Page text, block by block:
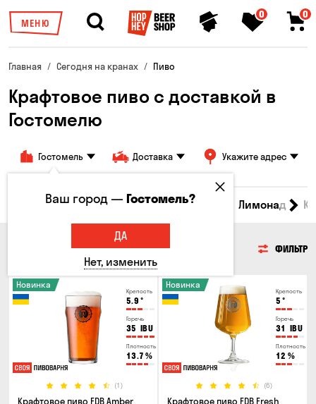
МЕНЮ
0 0
Главная Сегодня на кранах Пиво
Крафтовое пиво с доставкой в
Гостомелю
Гостомель Доставка Укажите адрес
Все товары Пиво Сидр Лимонад
ФИЛЬТР
Крепость
5.9 °
Горечь
35 IBU
Плотность
13.7 %
(1)
Новинка
Крафтовое пиво FDB Amber
Крепость
5 °
Горечь
31 IBU
Плотность
12 %
(6)
Новинка
Крафтовое пиво FDB Fresh
Ваш город —Гостомель?
ДА
Нет, изменить